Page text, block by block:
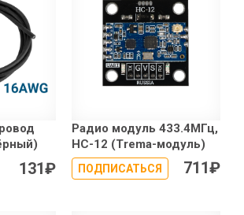
131₽
Радио модуль 433.4МГц,
HC-12 (Trema-модуль)
ПОДПИСАТЬСЯ 711₽